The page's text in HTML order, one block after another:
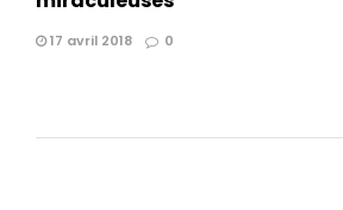
17 avril 2018 0